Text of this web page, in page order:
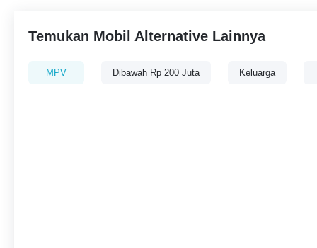
Temukan Mobil Alternative Lainnya
MPV Dibawah Rp 200 Juta Keluarga